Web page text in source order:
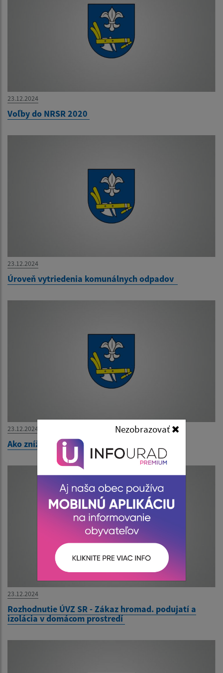
Nezobrazovať
23.12.2024
Voľby do NRSR 2020
23.12.2024
Úroveň vytriedenia komunálnych odpadov
23.12.2024
Ako znížiť riziko infekcie koronavírusom?
23.12.2024
Rozhodnutie ÚVZ SR - Zákaz hromad. podujatí a
izolácia v domácom prostredí